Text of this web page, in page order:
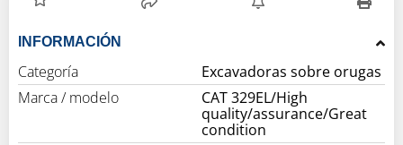
INFORMACIÓN
Categoría
Excavadoras sobre orugas
Marca / modelo
CAT 329EL/High
quality/assurance/Great
condition